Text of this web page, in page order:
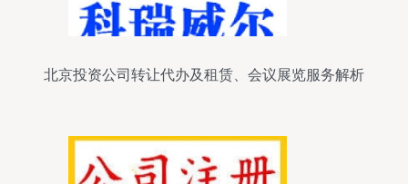
北京投资公司转让代办及租赁、会议展览服务解析